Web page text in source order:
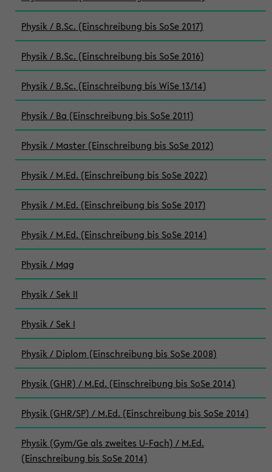
Physik / B.Sc. (Einschreibung bis SoSe 2017)
Physik / B.Sc. (Einschreibung bis SoSe 2016)
Physik / B.Sc. (Einschreibung bis WiSe 13/14)
Physik / Ba (Einschreibung bis SoSe 2011)
Physik / Master (Einschreibung bis SoSe 2012)
Physik / M.Ed. (Einschreibung bis SoSe 2022)
Physik / M.Ed. (Einschreibung bis SoSe 2017)
Physik / M.Ed. (Einschreibung bis SoSe 2014)
Physik / Mag
Physik / Sek II
Physik / Sek I
Physik / Diplom (Einschreibung bis SoSe 2008)
Physik (GHR) / M.Ed. (Einschreibung bis SoSe 2014)
Physik (GHR/SP) / M.Ed. (Einschreibung bis SoSe 2014)
Physik (Gym/Ge als zweites U-Fach) / M.Ed.
(Einschreibung bis SoSe 2014)